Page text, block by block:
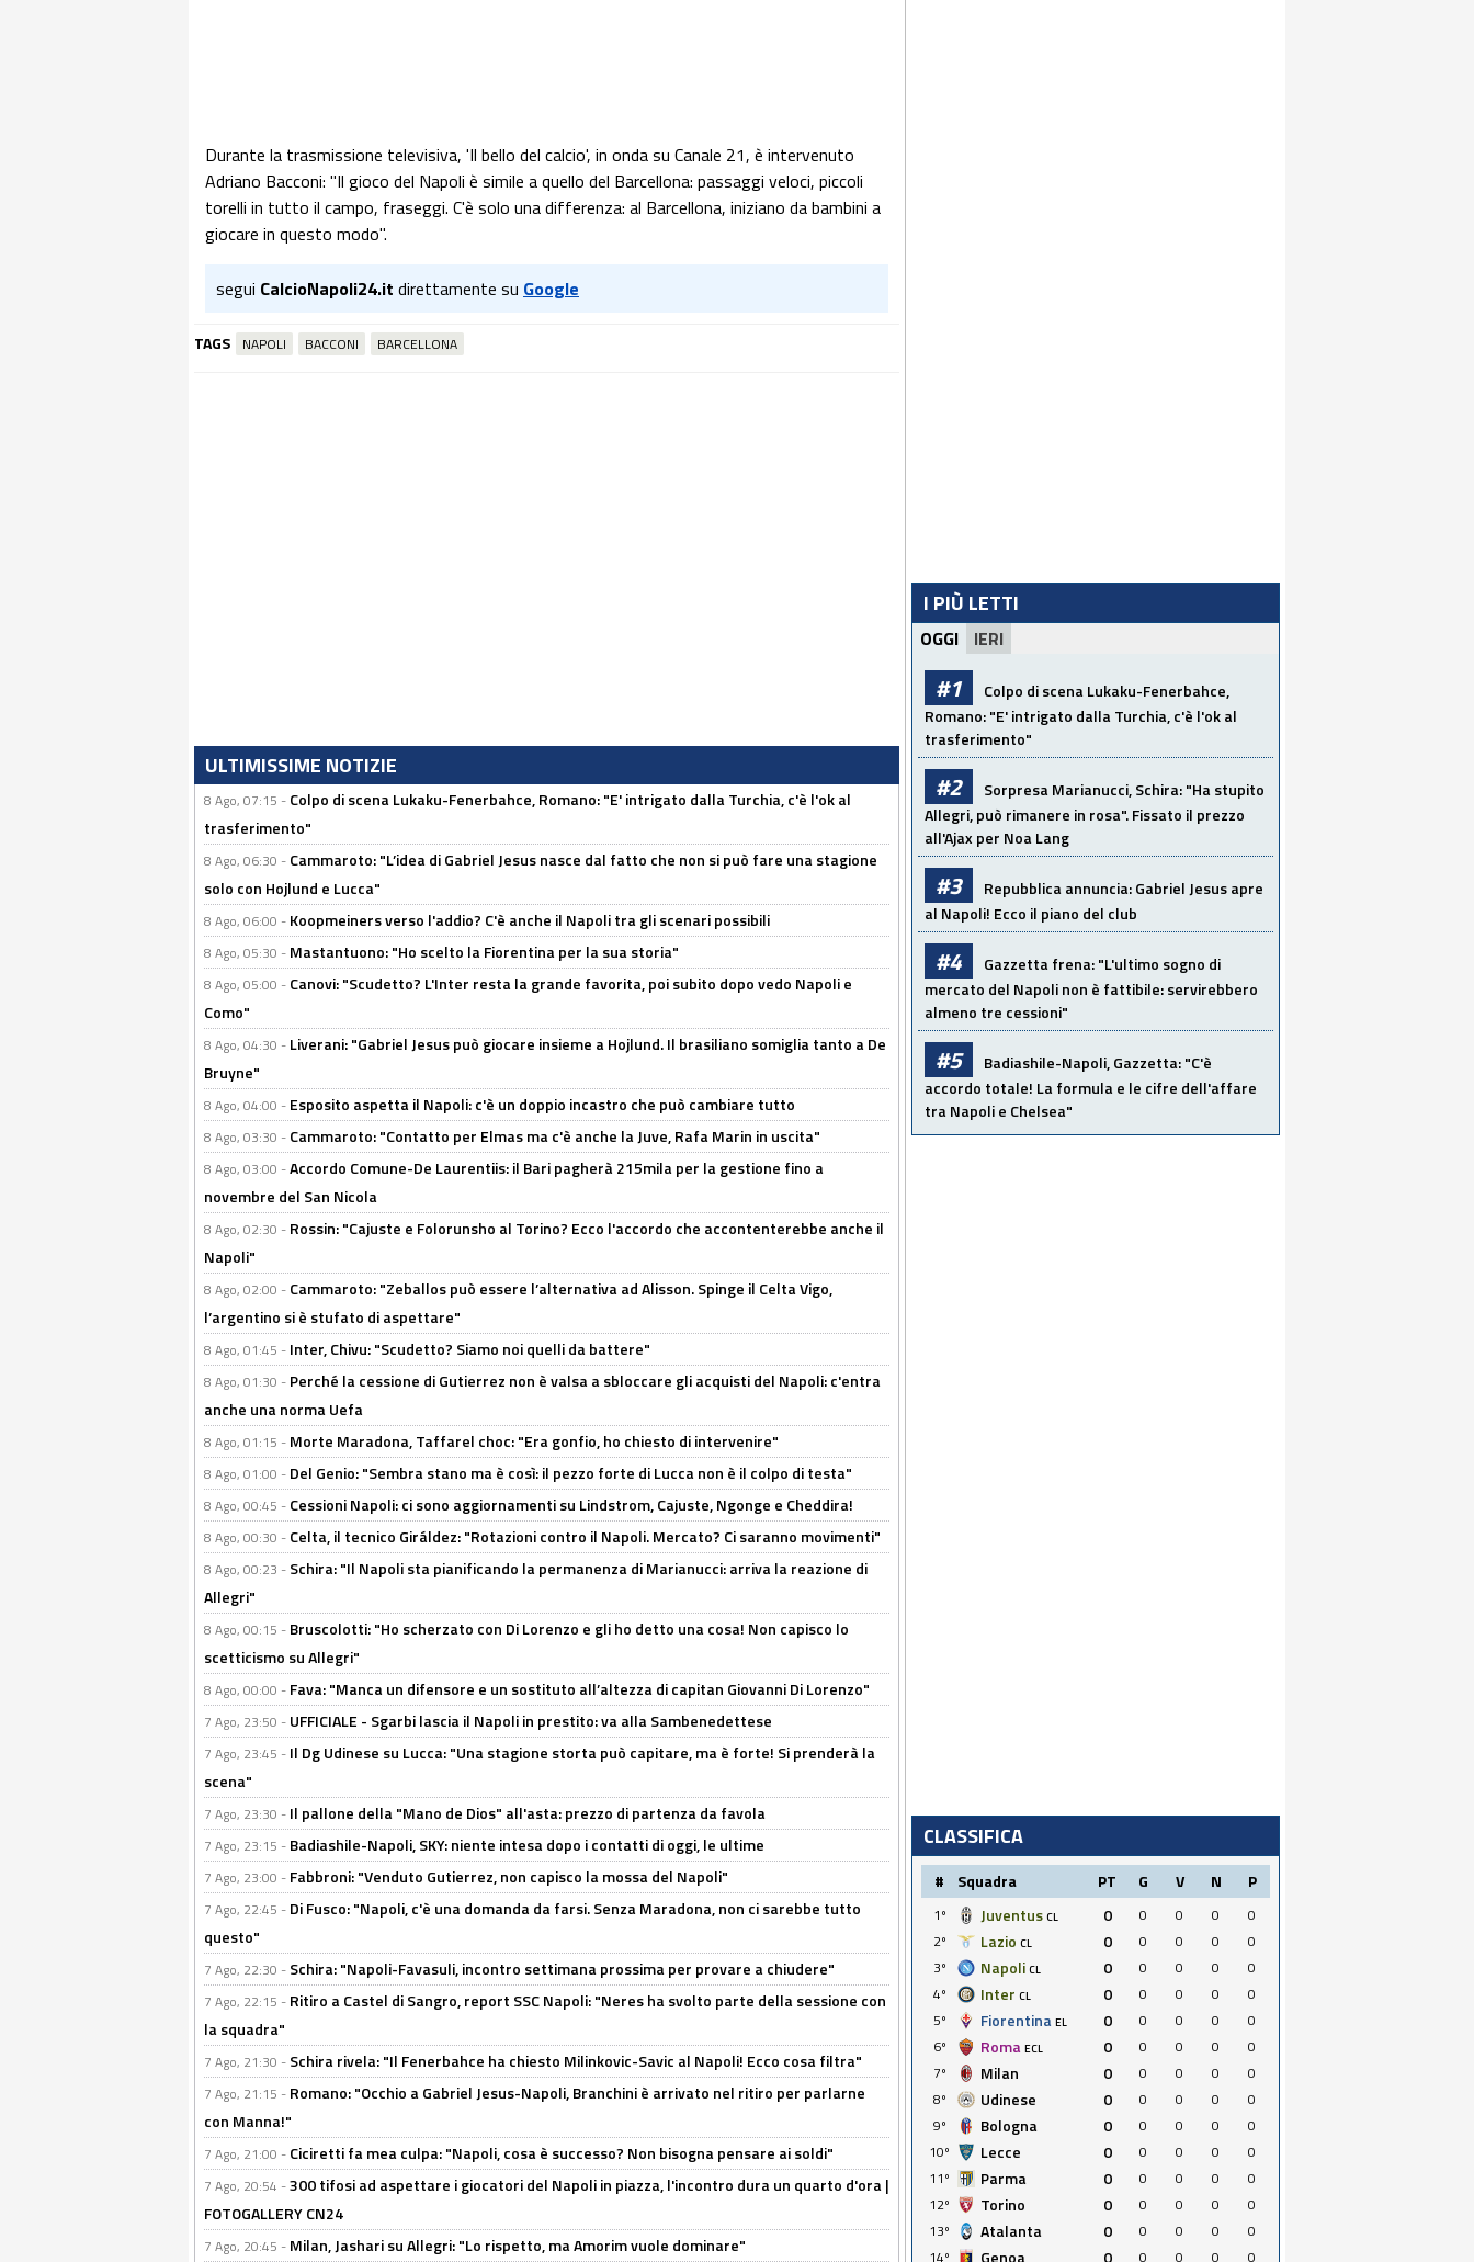
Durante la trasmissione televisiva, 'Il bello del calcio', in onda su Canale 21, è intervenuto
Adriano Bacconi: "Il gioco del Napoli è simile a quello del Barcellona: passaggi veloci, piccoli
torelli in tutto il campo, fraseggi. C'è solo una differenza: al Barcellona, iniziano da bambini a
giocare in questo modo".
segui CalcioNapoli24.it direttamente su Google
TAGS NAPOLI BACCONI BARCELLONA
ULTIMISSIME NOTIZIE
8 Ago, 07:15 - Colpo di scena Lukaku-Fenerbahce, Romano: "E' intrigato dalla Turchia, c'è l'ok al
trasferimento"
8 Ago, 06:30 - Cammaroto: "L’idea di Gabriel Jesus nasce dal fatto che non si può fare una stagione
solo con Hojlund e Lucca"
8 Ago, 06:00 - Koopmeiners verso l'addio? C'è anche il Napoli tra gli scenari possibili
8 Ago, 05:30 - Mastantuono: "Ho scelto la Fiorentina per la sua storia"
8 Ago, 05:00 - Canovi: "Scudetto? L'Inter resta la grande favorita, poi subito dopo vedo Napoli e
Como"
8 Ago, 04:30 - Liverani: "Gabriel Jesus può giocare insieme a Hojlund. Il brasiliano somiglia tanto a De
Bruyne"
8 Ago, 04:00 - Esposito aspetta il Napoli: c'è un doppio incastro che può cambiare tutto
8 Ago, 03:30 - Cammaroto: "Contatto per Elmas ma c'è anche la Juve, Rafa Marin in uscita"
8 Ago, 03:00 -Accordo Comune-De Laurentiis: il Bari pagherà 215mila per la gestione fino a
novembre del San Nicola
8 Ago, 02:30 - Rossin: "Cajuste e Folorunsho al Torino? Ecco l'accordo che accontenterebbe anche il
Napoli"
8 Ago, 02:00 - Cammaroto: "Zeballos può essere l’alternativa ad Alisson. Spinge il Celta Vigo,
l’argentino si è stufato di aspettare"
8 Ago, 01:45 - Inter, Chivu: "Scudetto? Siamo noi quelli da battere"
8 Ago, 01:30 - Perché la cessione di Gutierrez non è valsa a sbloccare gli acquisti del Napoli: c'entra
anche una norma Uefa
8 Ago, 01:15 - Morte Maradona, Taffarel choc: "Era gonfio, ho chiesto di intervenire"
8 Ago, 01:00 - Del Genio: "Sembra stano ma è così: il pezzo forte di Lucca non è il colpo di testa"
8 Ago, 00:45 - Cessioni Napoli: ci sono aggiornamenti su Lindstrom, Cajuste, Ngonge e Cheddira!
8 Ago, 00:30 - Celta, il tecnico Giráldez: "Rotazioni contro il Napoli. Mercato? Ci saranno movimenti"
8 Ago, 00:23 - Schira: "Il Napoli sta pianificando la permanenza di Marianucci: arriva la reazione di
Allegri"
8 Ago, 00:15 - Bruscolotti: "Ho scherzato con Di Lorenzo e gli ho detto una cosa! Non capisco lo
scetticismo su Allegri"
8 Ago, 00:00 - Fava: "Manca un difensore e un sostituto all’altezza di capitan Giovanni Di Lorenzo"
7 Ago, 23:50 - UFFICIALE - Sgarbi lascia il Napoli in prestito: va alla Sambenedettese
7 Ago, 23:45 - Il Dg Udinese su Lucca: "Una stagione storta può capitare, ma è forte! Si prenderà la
scena"
7 Ago, 23:30 - Il pallone della "Mano de Dios" all'asta: prezzo di partenza da favola
7 Ago, 23:15 - Badiashile-Napoli, SKY: niente intesa dopo i contatti di oggi, le ultime
7 Ago, 23:00 - Fabbroni: "Venduto Gutierrez, non capisco la mossa del Napoli"
7 Ago, 22:45 - Di Fusco: "Napoli, c'è una domanda da farsi. Senza Maradona, non ci sarebbe tutto
questo"
7 Ago, 22:30 - Schira: "Napoli-Favasuli, incontro settimana prossima per provare a chiudere"
7 Ago, 22:15 - Ritiro a Castel di Sangro, report SSC Napoli: "Neres ha svolto parte della sessione con
la squadra"
7 Ago, 21:30 - Schira rivela: "Il Fenerbahce ha chiesto Milinkovic-Savic al Napoli! Ecco cosa filtra"
7 Ago, 21:15 - Romano: "Occhio a Gabriel Jesus-Napoli, Branchini è arrivato nel ritiro per parlarne
con Manna!"
7 Ago, 21:00 - Ciciretti fa mea culpa: "Napoli, cosa è successo? Non bisogna pensare ai soldi"
7 Ago, 20:54 -300 tifosi ad aspettare i giocatori del Napoli in piazza, l'incontro dura un quarto d'ora |
FOTOGALLERY CN24
7 Ago, 20:45 - Milan, Jashari su Allegri: "Lo rispetto, ma Amorim vuole dominare"
I PIÙ LETTI
OGGI IERI
#1
Colpo di scena Lukaku-Fenerbahce,
Romano: "E' intrigato dalla Turchia, c'è l'ok al
trasferimento"
#2
Sorpresa Marianucci, Schira: "Ha stupito
Allegri, può rimanere in rosa". Fissato il prezzo
all'Ajax per Noa Lang
#3
Repubblica annuncia: Gabriel Jesus apre
al Napoli! Ecco il piano del club
#4
Gazzetta frena: "L'ultimo sogno di
mercato del Napoli non è fattibile: servirebbero
almeno tre cessioni"
#5
Badiashile-Napoli, Gazzetta: "C'è
accordo totale! La formula e le cifre dell'affare
tra Napoli e Chelsea"
CLASSIFICA
# Squadra PT G V N P
1º Juventus CL 0 0 0 0
0
2º
Lazio CL 0 0 0 0
0
3º
Napoli CL 0 0 0 0
0
4º
Inter CL 0 0 0 0
0
5º
Fiorentina EL 0 0 0 0
0
6º
Roma ECL 0 0 0 0
0
7º
Milan 0 0 0 0
0
8º
Udinese 0 0 0 0
0
9º
Bologna 0 0 0 0
0
10º
Lecce 0 0 0 0
0
11º
Parma 0 0 0 0
0
12º
Torino 0 0 0 0
0
13º
Atalanta 0 0 0 0
0
14º
Genoa 0 0 0 0 0